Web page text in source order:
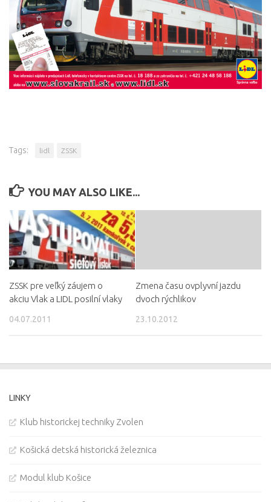
Tags: lidl ZSSK
YOU MAY ALSO LIKE...
ZSSK pre veľký záujem o
akciu Vlak a LIDL posilní vlaky
04.07.2011
Zmena času ovplyvní jazdu
dvoch rýchlikov
23.10.2012
LINKY
Klub historickej techniky Zvolen
Košická detská historická železnica
Modul klub Košice